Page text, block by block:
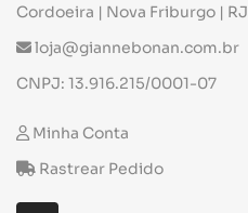
Cordoeira | Nova Friburgo | RJ
loja@giannebonan.com.br
CNPJ: 13.916.215/0001-07
Minha Conta
Rastrear Pedido